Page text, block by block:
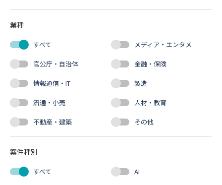
業種
すべて メディア・エンタメ
官公庁・自治体 金融・保険
情報通信・IT 製造
流通・小売 人材・教育
不動産・建築 その他
案件種別
すべて AI